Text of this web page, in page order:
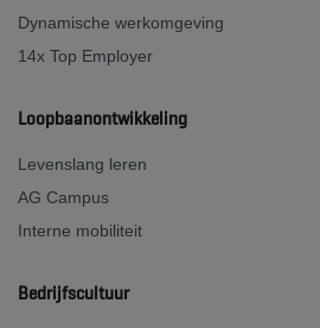
Dynamische werkomgeving
14x Top Employer
Loopbaanontwikkeling
Levenslang leren
AG Campus
Interne mobiliteit
Bedrijfscultuur